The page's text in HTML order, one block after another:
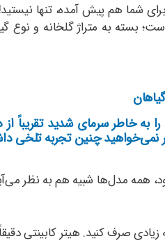
شما هم پیش آمده، تنها
به متراژ گلخانه و نوع
به خاطر سرمای شدید تقریباً
چنین تجربه تلخی
همه مدل‌ها شبیه هم به نظر
صرف کنید. هیتر کابینتی